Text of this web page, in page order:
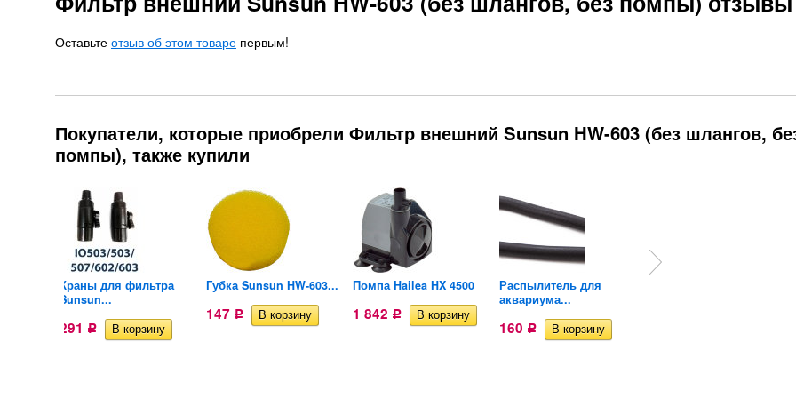
Оставьте отзыв об этом товаре первым!
Покупатели, которые приобрели Фильтр внешний Sunsun HW-603 (без шлангов,
помпы), также купили
Краны для фильтра
Sunsun...
291 Р
Губка Sunsun HW-603...
147 Р
Помпа Hailea HX 4500
1 842 Р
Распылитель для
аквариума...
160 Р